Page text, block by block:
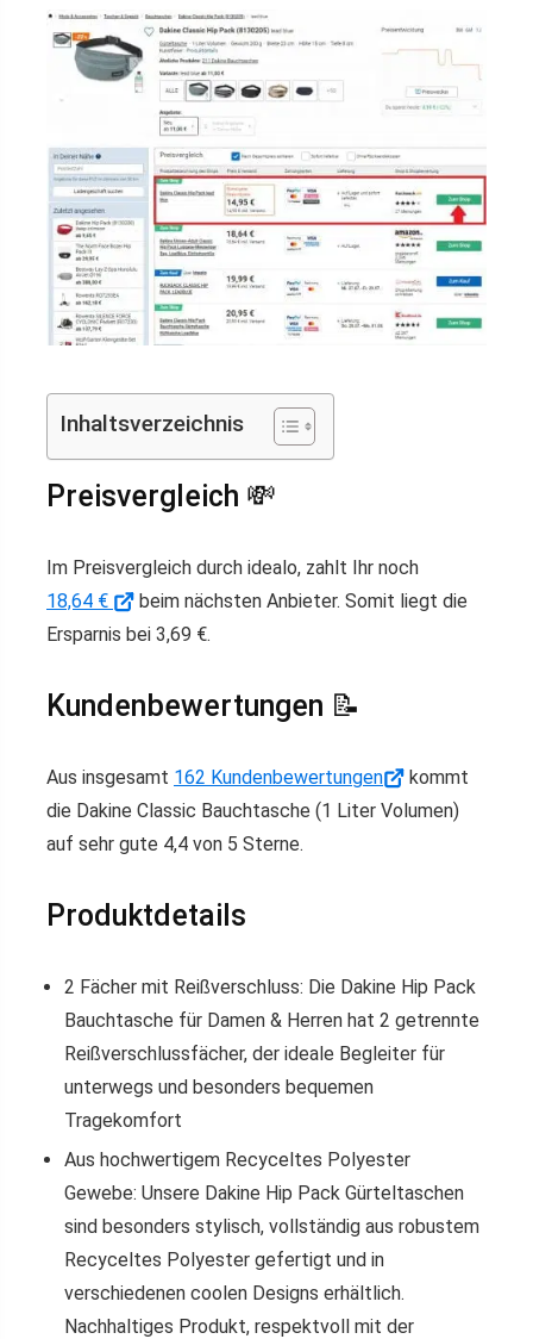
Inhaltsverzeichnis
Preisvergleich 💸
Im Preisvergleich durch idealo, zahlt Ihr noch
18,64 €
beim nächsten Anbieter. Somit liegt die
Ersparnis bei 3,69 €.
Kundenbewertungen 📝
Aus insgesamt 162 Kundenbewertungen
kommt
die Dakine Classic Bauchtasche (1 Liter Volumen)
auf sehr gute 4,4 von 5 Sterne.
Produktdetails
2 Fächer mit Reißverschluss: Die Dakine Hip Pack
Bauchtasche für Damen & Herren hat 2 getrennte
Reißverschlussfächer, der ideale Begleiter für
unterwegs und besonders bequemen
Tragekomfort
Aus hochwertigem Recyceltes Polyester
Gewebe: Unsere Dakine Hip Pack Gürteltaschen
sind besonders stylisch, vollständig aus robustem
Recyceltes Polyester gefertigt und in
verschiedenen coolen Designs erhältlich.
Nachhaltiges Produkt, respektvoll mit der